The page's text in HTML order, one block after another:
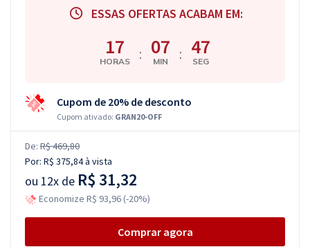
ESSAS OFERTAS ACABAM EM:
17
HORAS : 07
MIN : 47
SEG
Cupom de 20% de desconto
Cupom ativado: GRAN20-OFF
De: R$ 469,80
Por: R$ 375,84à vista
ou 12x de R$ 31,32
Economize R$ 93,96 (-20%)
Comprar agora